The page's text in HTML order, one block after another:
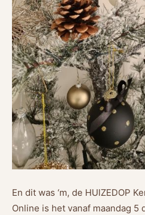
En dit was ‘m, de HUIZEDOP
Online is het vanaf maandag 5